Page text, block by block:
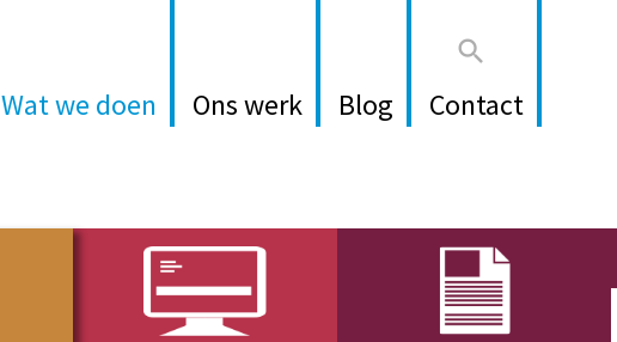

Wat we doen Ons werk Blog Contact